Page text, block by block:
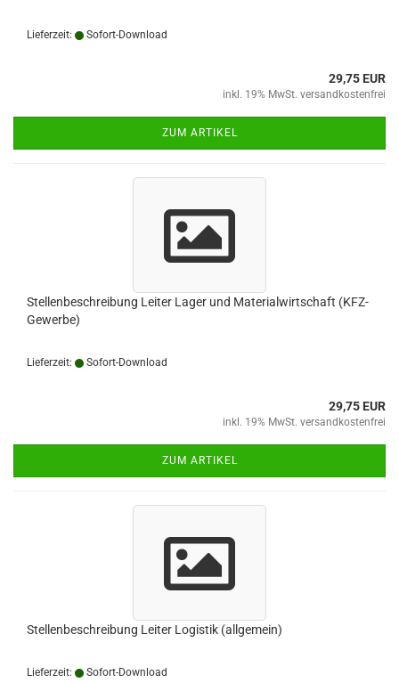
Lieferzeit: Sofort-Download
29,75 EUR
inkl. 19% MwSt. versandkostenfrei
ZUM ARTIKEL
Stellenbeschreibung Leiter Lager und Materialwirtschaft (KFZ-
Gewerbe)
Lieferzeit: Sofort-Download
29,75 EUR
inkl. 19% MwSt. versandkostenfrei
ZUM ARTIKEL
Stellenbeschreibung Leiter Logistik (allgemein)
Lieferzeit: Sofort-Download